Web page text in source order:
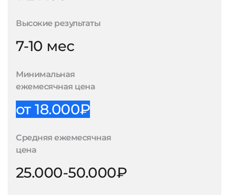
Высокие результаты
7-10 мес
Минимальная
ежемесячная цена
от 18.000₽
Средняя ежемесячная
цена
25.000-50.000₽